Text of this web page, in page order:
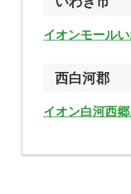
イオンモール
西白河郡
イオン白河西